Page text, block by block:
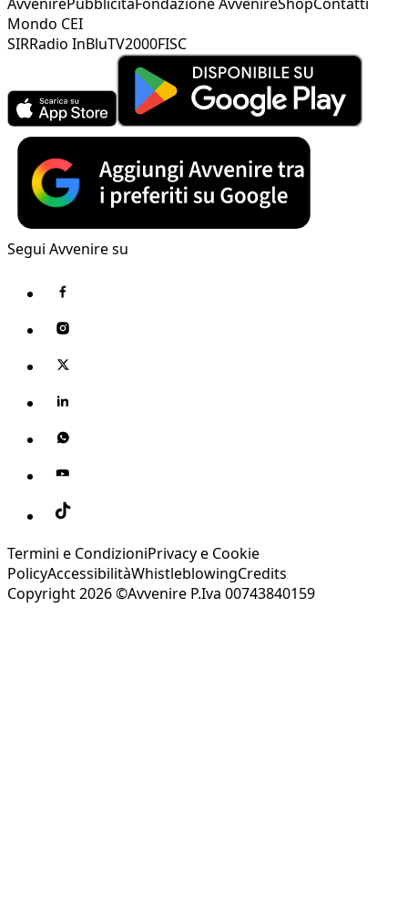
Mondo CEI
SIRRadio InBluTV2000FISC
Segui Avvenire su
Termini e CondizioniPrivacy e Cookie
PolicyAccessibilitàWhistleblowingCredits
Copyright 2026 ©Avvenire P.Iva 00743840159